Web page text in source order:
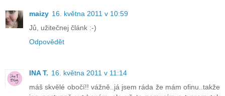
maizy 16. května 2011 v 10:59
Jů, užitečnej článk :-)
Odpovědět
INA T. 16. května 2011 v 11:14
máš skvělé obočí!! vážně..já jsem ráda že mám ofinu..takže